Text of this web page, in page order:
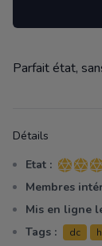
Description
Parfait état,
Détails
Etat : 4 sur 5
Membres
Mis en ligne
Tags :
dc